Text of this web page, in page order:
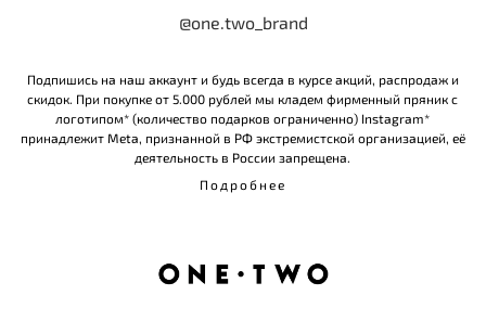
@one.two_brand
Подпишись на наш аккаунт и будь всегда в курсе акций, распродаж и
скидок. При покупке от 5.000 рублей мы кладем фирменный пряник с
логотипом* (количество подарков ограниченно) Instagram*
принадлежит Meta, признанной в РФ экстремистской организацией, её
деятельность в России запрещена.
Подробнее